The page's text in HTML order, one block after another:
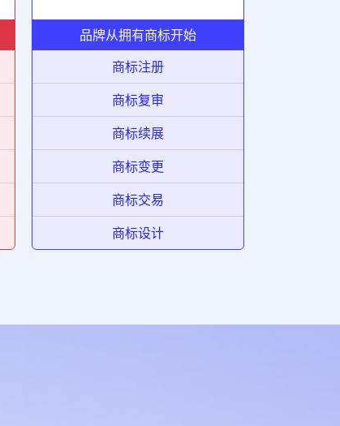
品牌从拥有商标开始
商标注册
商标复审
商标续展
商标变更
商标交易
商标设计